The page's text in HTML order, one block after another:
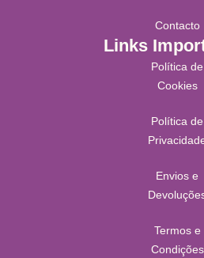
Contacto
Links
Política de
Cookies
Política de
Envios e
Termos e
Condições